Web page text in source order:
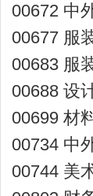
00672 中
00677 服
00683 服
00688 设
00699 材
00734 中
00744 美